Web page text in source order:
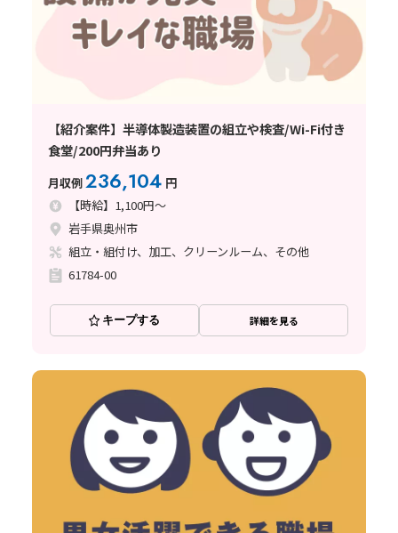
【紹介案件】半導体製造装置の組立や検査/Wi-Fi付き
食堂/200円弁当あり
月収例236,104 円
【時給】1,100円～
岩手県奥州市
組立・組付け、加工、クリーンルーム、その他
61784-00
キープする 詳細を見る